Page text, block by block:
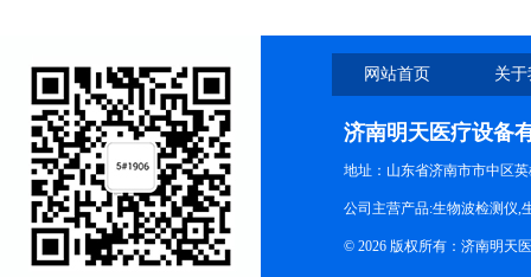
网站首页 关
济南明天医疗设备
地址：山东省济南市市中区
公司主营产品:生物波检测仪,
© 2026 版权所有：济南明天